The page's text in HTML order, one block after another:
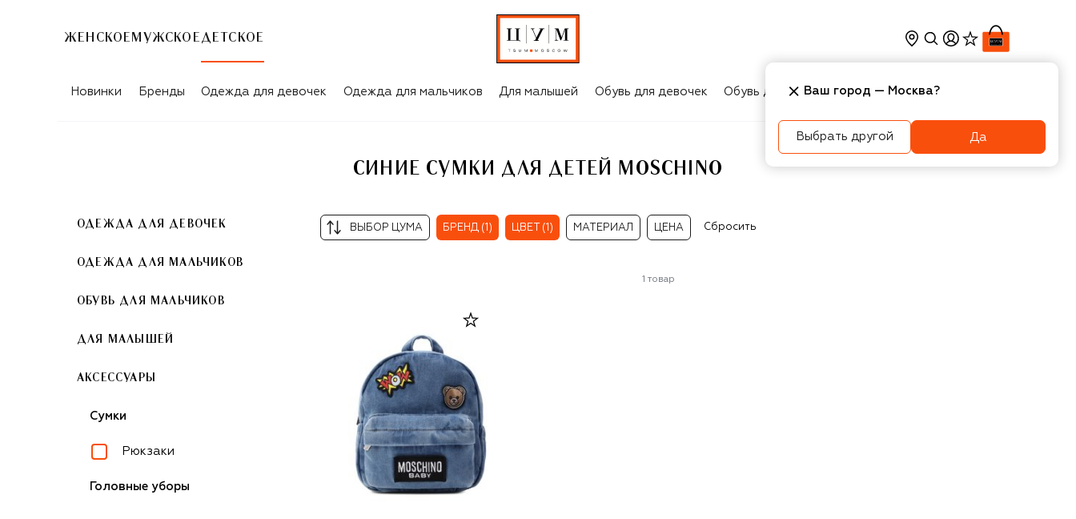
ЖЕНСКОЕ МУЖСКОЕ ДЕТСКОЕ
СИНИЕ СУМКИ ДЛЯ ДЕТЕЙ MOSCHINO
Новинки Бренды Одежда для девочек Одежда для мальчиков Для малышей Обувь для девочек Обувь для мальчиков Игрушки Аксесcуары
СИНИЕ СУМКИ ДЛЯ ДЕТЕЙ MOSCHINO
ОДЕЖДА ДЛЯ ДЕВОЧЕК
ОДЕЖДА ДЛЯ МАЛЬЧИКОВ
ОБУВЬ ДЛЯ МАЛЬЧИКОВ
ДЛЯ МАЛЫШЕЙ
АКСЕССУАРЫ
Сумки
Рюкзаки
Головные уборы
ВЫБОР ЦУМА БРЕНД (1) ЦВЕТ (1) МАТЕРИАЛ ЦЕНА Сбросить
1 товар
Ваш город — Москва?
Выбрать другой Да